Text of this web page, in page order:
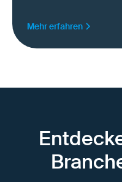
Mehr erfahren